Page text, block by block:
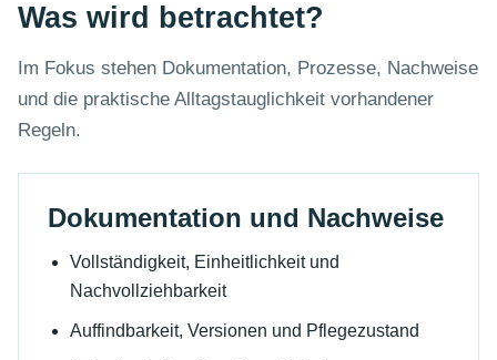
Was wird betrachtet?
Im Fokus stehen Dokumentation, Prozesse, Nachweise
und die praktische Alltagstauglichkeit vorhandener
Regeln.
Dokumentation und Nachweise
Vollständigkeit, Einheitlichkeit und
Nachvollziehbarkeit
Auffindbarkeit, Versionen und Pflegezustand